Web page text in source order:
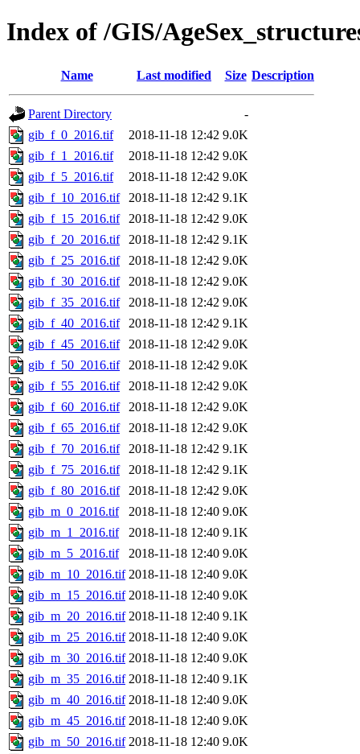
Index of /GIS/
Name Last modified Size Description
Parent Directory
-
gib_f_0_2016.tif
2018-11-18 12:42 9.0K
gib_f_1_2016.tif
2018-11-18 12:42 9.0K
gib_f_5_2016.tif
2018-11-18 12:42 9.0K
gib_f_10_2016.tif
2018-11-18 12:42 9.1K
gib_f_15_2016.tif
2018-11-18 12:42 9.0K
gib_f_20_2016.tif
2018-11-18 12:42 9.1K
gib_f_25_2016.tif
2018-11-18 12:42 9.0K
gib_f_30_2016.tif
2018-11-18 12:42 9.0K
gib_f_35_2016.tif
2018-11-18 12:42 9.0K
gib_f_40_2016.tif
2018-11-18 12:42 9.1K
gib_f_45_2016.tif
2018-11-18 12:42 9.0K
gib_f_50_2016.tif
2018-11-18 12:42 9.0K
gib_f_55_2016.tif
2018-11-18 12:42 9.0K
gib_f_60_2016.tif
2018-11-18 12:42 9.0K
gib_f_65_2016.tif
2018-11-18 12:42 9.0K
gib_f_70_2016.tif
2018-11-18 12:42 9.1K
gib_f_75_2016.tif
2018-11-18 12:42 9.1K
gib_f_80_2016.tif
2018-11-18 12:42 9.0K
gib_m_0_2016.tif
2018-11-18 12:40 9.0K
gib_m_1_2016.tif
2018-11-18 12:40 9.1K
gib_m_5_2016.tif
2018-11-18 12:40 9.0K
gib_m_10_2016.tif 2018-11-18 12:40 9.0K
gib_m_15_2016.tif 2018-11-18 12:40 9.0K
gib_m_20_2016.tif 2018-11-18 12:40 9.1K
gib_m_25_2016.tif 2018-11-18 12:40 9.0K
gib_m_30_2016.tif 2018-11-18 12:40 9.0K
gib_m_35_2016.tif 2018-11-18 12:40 9.1K
gib_m_40_2016.tif 2018-11-18 12:40 9.0K
gib_m_45_2016.tif 2018-11-18 12:40 9.0K
gib_m_50_2016.tif 2018-11-18 12:40 9.0K